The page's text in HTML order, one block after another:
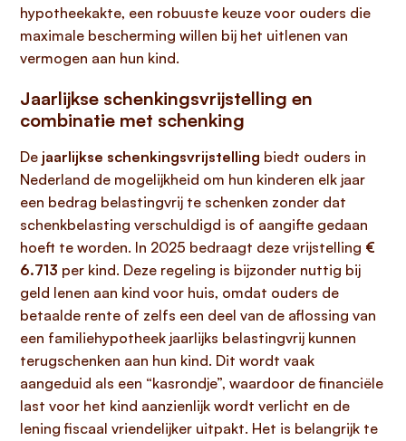
hypotheekakte, een robuuste keuze voor ouders die
maximale bescherming willen bij het uitlenen van
vermogen aan hun kind.
Jaarlijkse schenkingsvrijstelling en
combinatie met schenking
De jaarlijkse schenkingsvrijstelling biedt ouders in
Nederland de mogelijkheid om hun kinderen elk jaar
een bedrag belastingvrij te schenken zonder dat
schenkbelasting verschuldigd is of aangifte gedaan
hoeft te worden. In 2025 bedraagt deze vrijstelling €
6.713 per kind. Deze regeling is bijzonder nuttig bij
geld lenen aan kind voor huis, omdat ouders de
betaalde rente of zelfs een deel van de aflossing van
een familiehypotheek jaarlijks belastingvrij kunnen
terugschenken aan hun kind. Dit wordt vaak
aangeduid als een “kasrondje”, waardoor de financiële
last voor het kind aanzienlijk wordt verlicht en de
lening fiscaal vriendelijker uitpakt. Het is belangrijk te